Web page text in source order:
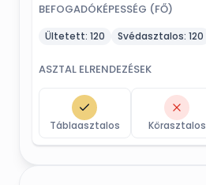
BEFOGADÓKÉPESSÉG (FŐ)
Ültetett: 120 Svédasztalos: 120
ASZTAL ELRENDEZÉSEK
Táblaasztalos Körasztalos